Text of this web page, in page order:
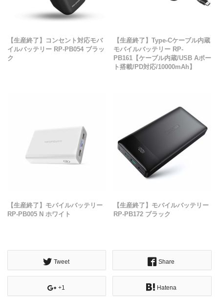
【生産終了】コンセント対応モバ
イルバッテリー RP-PB054 ブラッ
ク
【生産終了】Type-Cケーブル内蔵
モバイルバッテリー RP-
PB161【ケーブル内蔵/USB Aポー
ト搭載/PD対応/10000mAh】
【生産終了】モバイルバッテリー
RP-PB005 N ホワイト
【生産終了】モバイルバッテリー
RP-PB172 ブラック
Tweet Share
+1 Hatena